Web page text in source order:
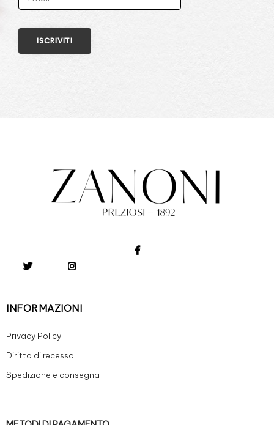
INFORMAZIONI
Privacy Policy
Diritto di recesso
Spedizione e consegna